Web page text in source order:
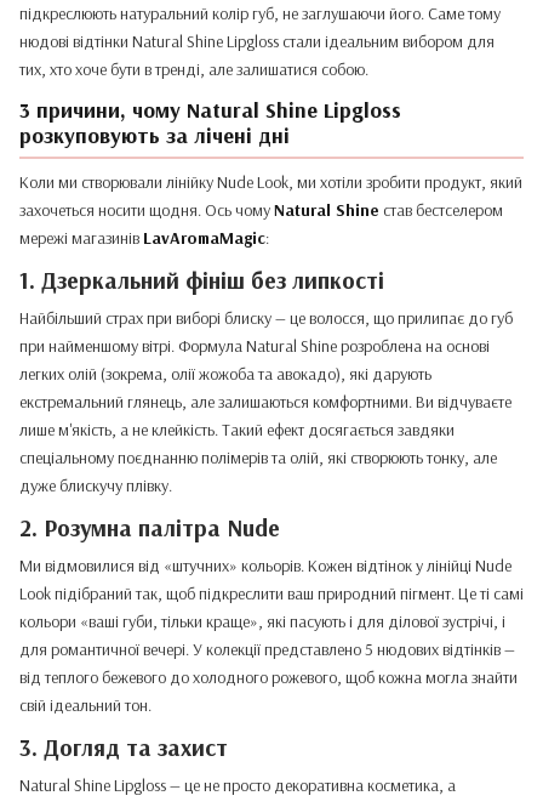
підкреслюють натуральний колір губ, не заглушаючи його. Саме тому
нюдові відтінки Natural Shine Lipgloss стали ідеальним вибором для
тих, хто хоче бути в тренді, але залишатися собою.
3 причини, чому Natural Shine Lipgloss
розкуповують за лічені дні
Коли ми створювали лінійку Nude Look, ми хотіли зробити продукт, який
захочеться носити щодня. Ось чомуNatural Shine став бестселером
мережі магазинів LavAromaMagic:
1. Дзеркальний фініш без липкості
Найбільший страх при виборі блиску — це волосся, що прилипає до губ
при найменшому вітрі. Формула Natural Shine розроблена на основі
легких олій (зокрема, олії жожоба та авокадо), які дарують
екстремальний глянець, але залишаються комфортними. Ви відчуваєте
лише м'якість, а не клейкість. Такий ефект досягається завдяки
спеціальному поєднанню полімерів та олій, які створюють тонку, але
дуже блискучу плівку.
2. Розумна палітра Nude
Ми відмовилися від «штучних» кольорів. Кожен відтінок у лінійці Nude
Look підібраний так, щоб підкреслити ваш природний пігмент. Це ті самі
кольори «ваші губи, тільки краще», які пасують і для ділової зустрічі, і
для романтичної вечері. У колекції представлено 5 нюдових відтінків —
від теплого бежевого до холодного рожевого, щоб кожна могла знайти
свій ідеальний тон.
3. Догляд та захист
Natural Shine Lipgloss — це не просто декоративна косметика, а